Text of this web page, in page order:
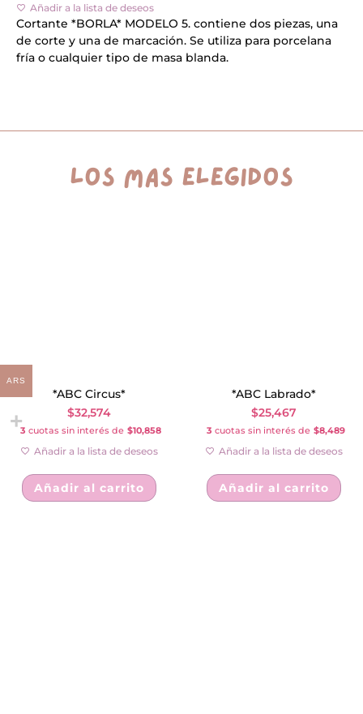
t
e
n
a
Añadir a la lista de deseos
Cortante *BORLA* MODELO 5. contiene dos piezas, una
de corte y una de marcación. Se utiliza para porcelana
fría o cualquier tipo de masa blanda.
los más elegidos
*ABC Circus*
$32,574
3 cuotas sin interés de $10,858
Añadir a la lista de deseos
Añadir al carrito
*ABC Labrado*
$25,467
3 cuotas sin interés de $8,489
Añadir a la lista de deseos
Añadir al carrito
ARS